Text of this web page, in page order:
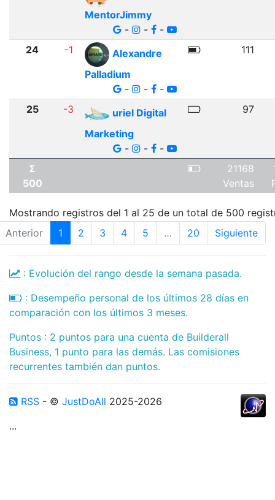
MentorJimmy
-
- -
24 -1
Alexandre
Palladium
-
- -
111
25 -3
uriel Digital
Marketing
-
- -
97
Σ
500
21168
Ventas
Mostrando registros del 1 al 25 de un total de 500
Anterior
1 2 3 4 5 … 20 Siguiente
: Evolución del rango desde la semana pasada.
: Desempeño personal de los últimos 28 días en
comparación con los últimos 3 meses.
Puntos : 2 puntos para una cuenta de Builderall
Business, 1 punto para las demás. Las comisiones
recurrentes también dan puntos.
RSS - © JustDoAll 2025-2026
...